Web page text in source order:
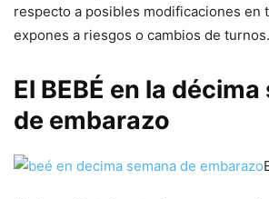
respecto a posibles modificaciones en
expones a riesgos o cambios de turnos.
El BEBÉ en la
de embarazo